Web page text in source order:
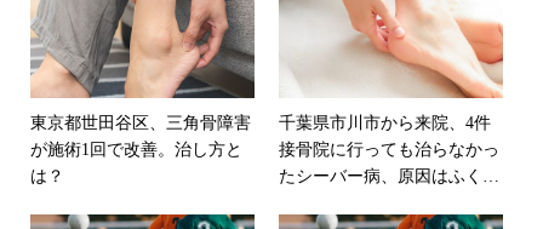
東京都世田谷区、三角骨障害
が施術1回で改善。治し方と
は？
千葉県市川市から来院、4件
接骨院に行っても治らなかっ
たシーバー病、原因はふくら